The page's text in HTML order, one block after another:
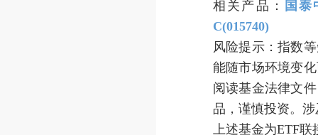
相关产品：
国泰
C(015740)
风险提示：指数
能随市场环境变
阅读基金法律文
品，谨慎投资。
上述基金为ETF联